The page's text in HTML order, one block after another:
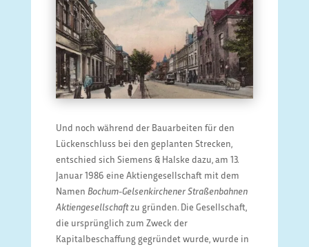
Und noch während der Bauarbeiten für den
Lückenschluss bei den geplanten Strecken,
entschied sich Siemens & Halske dazu, am 13.
Januar 1986 eine Aktiengesellschaft mit dem
Namen Bochum-Gelsenkirchener Straßenbahnen
Aktiengesellschaftzu gründen. Die Gesellschaft,
die ursprünglich zum Zweck der
Kapitalbeschaffung gegründet wurde, wurde in